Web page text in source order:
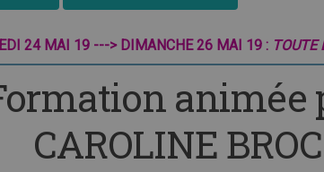
24 MAI 19 ---> DIMANCHE 26 MAI 19 : TOUTE
animée
CAROLINE BROC